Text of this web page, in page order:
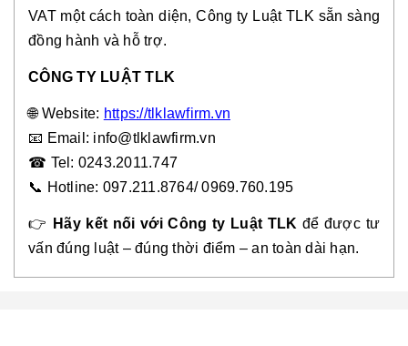
VAT một cách toàn diện, Công ty Luật TLK sẵn sàng
đồng hành và hỗ trợ.
CÔNG TY LUẬT TLK
🌐Website: https://tlklawfirm.vn
📧 Email: info@tlklawfirm.vn
☎ Tel: 0243.2011.747
📞 Hotline: 097.211.8764/ 0969.760.195
👉 Hãy kết nối với Công ty Luật TLK để được tư
vấn đúng luật – đúng thời điểm – an toàn dài hạn.